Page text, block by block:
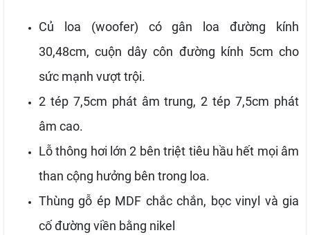
Củ loa (woofer) có gân loa đường kính
30,48cm, cuộn dây côn đường kính 5cm cho
sức mạnh vượt trội.
2 tép 7,5cm phát âm trung, 2 tép 7,5cm phát
âm cao.
Lỗ thông hơi lớn 2 bên triệt tiêu hầu hết mọi âm
than cộng hưởng bên trong loa.
Thùng gỗ ép MDF chắc chắn, bọc vinyl và gia
cố đường viền bằng nikel